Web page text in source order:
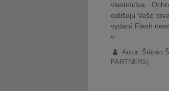
vlastníctva.
odlišujú Vaše
vydaní Flash
v…
Autor: Štěpán
PARTNERS)